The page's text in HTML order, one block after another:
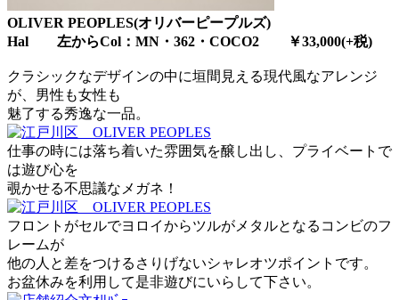
OLIVER PEOPLES(オリバーピープルズ)
Hal 左からCol：MN・362・COCO2 ￥33,000(+税)
クラシックなデザインの中に垣間見える現代風なアレンジ
が、男性も女性も
魅了する秀逸な一品。
仕事の時には落ち着いた雰囲気を醸し出し、プライベートで
は遊び心を
覗かせる不思議なメガネ！
フロントがセルでヨロイからツルがメタルとなるコンビのフ
レームが
他の人と差をつけるさりげないシャレオツポイントです。
お盆休みを利用して是非遊びにいらして下さい。